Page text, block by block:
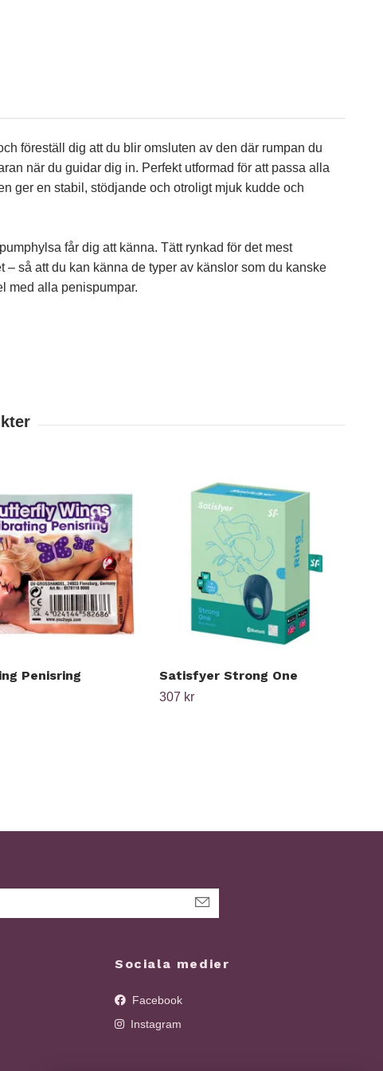
föreställ dig att du blir omsluten av den där rumpan du
när du guidar dig in. Perfekt utformad för att passa alla
ger en stabil, stödjande och otroligt mjuk kudde och
får dig att känna. Tätt rynkad för det mest
så att du kan känna de typer av känslor som du kanske
med alla penispumpar.
Penisring Satisfyer Strong One
307 kr
Sociala medier
Facebook
Instagram